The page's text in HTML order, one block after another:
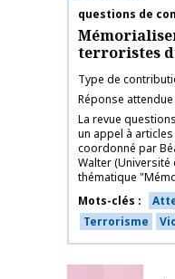
Nom de la
questions de
terroristes
Type de
Réponse
La revue
un appel à
coordonné par
Walter (Université
thématique
Mots-clés
Terrorisme